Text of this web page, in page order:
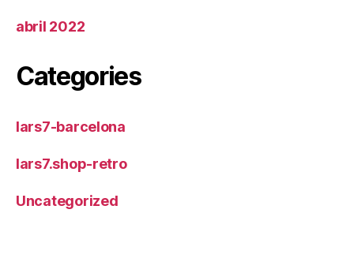
abril 2022
Categories
lars7-barcelona
lars7.shop-retro
Uncategorized